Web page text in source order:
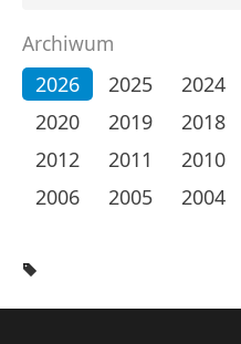
Archiwum
2026
2025 2024
2020
2019 2018
2012
2011 2010
2006
2005 2004